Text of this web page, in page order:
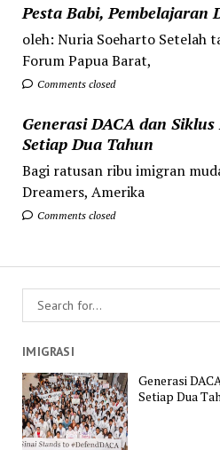
Pesta Babi, Pembelajaran
oleh: Nuria Soeharto Setelah
Forum Papua Barat,
Comments closed
Generasi DACA dan
Setiap Dua Tahun
Bagi ratusan ribu imigran
Dreamers, Amerika
Comments closed
IMIGRASI
Generasi
Setiap Dua